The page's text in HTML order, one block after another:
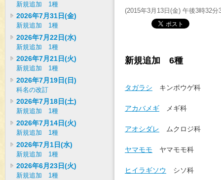
(2015年3月13日(金) 午後3時32分
新規追加 6種
タガラシ キンポウゲ科
アカバメギ メギ科
アオシダレ ムクロジ科
ヤマモモ ヤマモモ科
ヒイラギソウ シソ科
新規追加 1種
2026年7月31日(金)
新規追加 1種
2026年7月22日(水)
新規追加 1種
2026年7月21日(火)
新規追加 1種
2026年7月19日(日)
科名の改訂
2026年7月18日(土)
新規追加 1種
2026年7月14日(火)
新規追加 1種
2026年7月1日(水)
新規追加 1種
2026年6月23日(火)
新規追加 1種